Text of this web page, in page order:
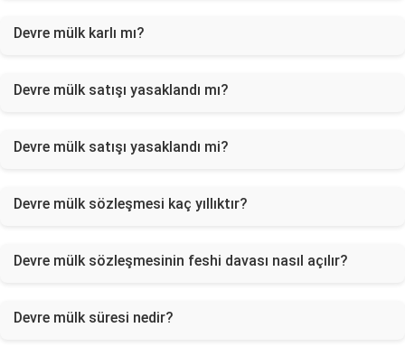
Devre mülk karlı mı?
Devre mülk satışı yasaklandı mı?
Devre mülk satışı yasaklandı mi?
Devre mülk sözleşmesi kaç yıllıktır?
Devre mülk sözleşmesinin feshi davası nasıl açılır?
Devre mülk süresi nedir?